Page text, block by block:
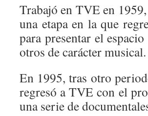
Trabajó en TVE en
una etapa en la que
para presentar el
otros de carácter musical.
En 1995, tras otro
regresó a TVE con el
una serie de